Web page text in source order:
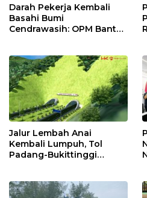
Darah Pekerja Kembali
Basahi Bumi
Cendrawasih: OPM Bantai
Jalur Lembah Anai
Kembali Lumpuh, Tol
Padang-Bukittinggi